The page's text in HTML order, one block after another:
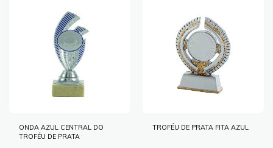
ONDA AZUL CENTRAL DO
TROFÉU DE PRATA
TROFÉU DE PRATA FITA AZUL